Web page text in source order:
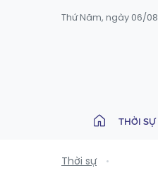
Thứ Năm, ngày 06/
THỜI SỰ
Thời sự